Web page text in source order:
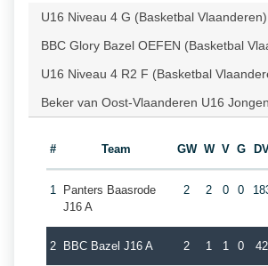
U16 Niveau 4 G (Basketbal Vlaanderen)
BBC Glory Bazel OEFEN (Basketbal
U16 Niveau 4 R2 F (Basketbal
Beker van Oost-Vlaanderen U16
# Team GW W V G
1
Panters Baasrode
J16 A
2 2 0 0
2 BBC Bazel J16 A 2 1 1 0 42